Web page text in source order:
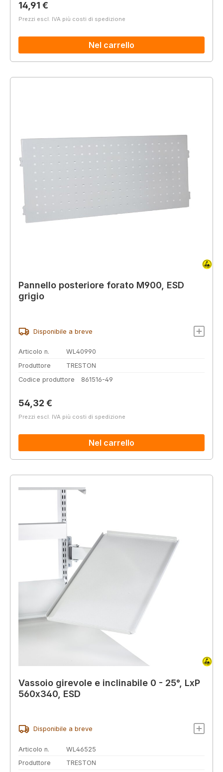
Prezzo normale:
14,91 €
Prezzi escl. IVA più costi di spedizione
Nel carrello
Pannello posteriore forato M900, ESD
grigio
Disponibile a breve
Articolo n.
WL40990
Produttore
TRESTON
Codice produttore
861516-49
Prezzo normale:
54,32 €
Prezzi escl. IVA più costi di spedizione
Nel carrello
Vassoio girevole e inclinabile 0 - 25°, LxP
560x340, ESD
Disponibile a breve
Articolo n.
WL46525
Produttore
TRESTON